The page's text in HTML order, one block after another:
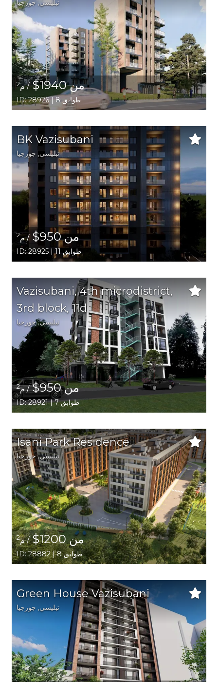
تبليسي, جورجيا
من 1940$ / م2
ID: 28926 | 8 طوابق
BK Vazisubani
تبليسي, جورجيا
من 950$ / م2
ID: 28925 | 11 طوابق
Vazisubani, 4th microdistrict,
3rd block, 11d
تبليسي,جورجيا
من 950$ / م2
ID: 28921 | 7 طوابق
Isani Park Residence
تبليسي,جورجيا
من 1200$ / م2
ID: 28882 | 8 طوابق
Green House Vazisubani
تبليسي, جورجيا